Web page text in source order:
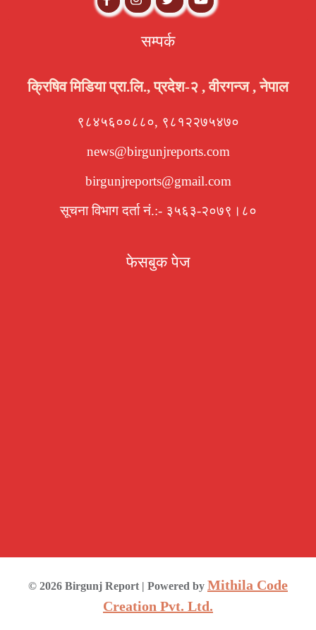
सम्पर्क
क्रिषिव मिडिया प्रा.लि., प्रदेश-२ , वीरगन्ज , नेपाल
९८४५६००८८०, ९८१२२७५४७०
news@birgunjreports.com
birgunjreports@gmail.com
सूचना विभाग दर्ता नं.:- ३५६३-२०७९।८०
फेसबुक पेज
© 2026 Birgunj Report | Powered by Mithila Code
Creation Pvt. Ltd.